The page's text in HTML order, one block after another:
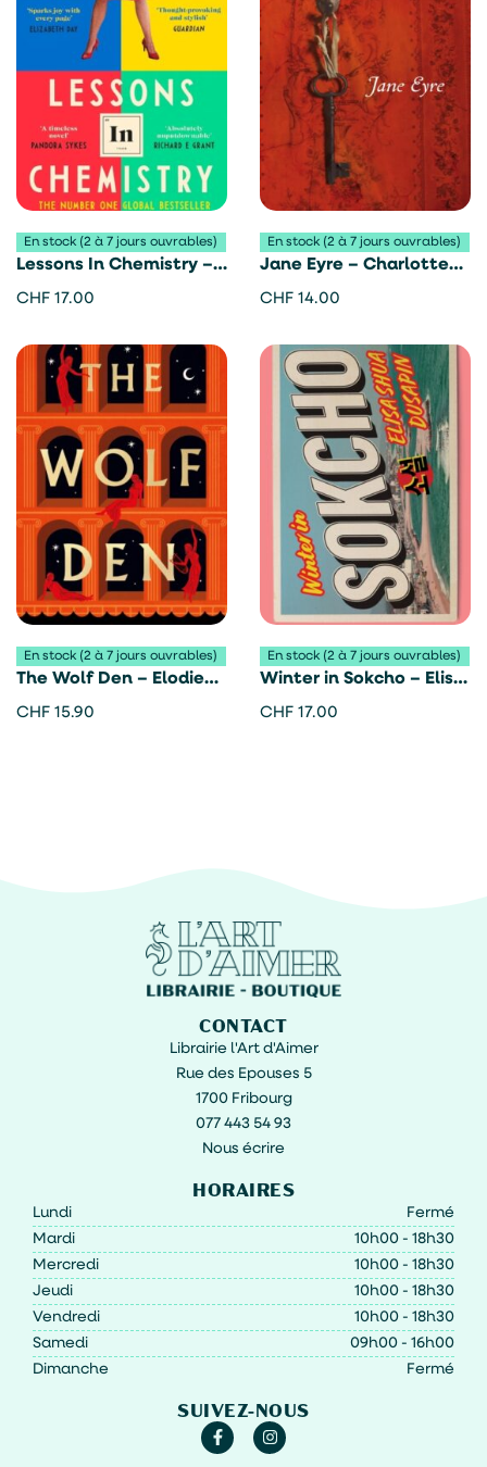
En stock (2 à 7 jours ouvrables)
Lessons In Chemistry –
Bonnie Garmus
CHF 17.00
En stock (2 à 7 jours ouvrables)
Jane Eyre – Charlotte
Brontë
CHF 14.00
En stock (2 à 7 jours ouvrables)
The Wolf Den – Elodie
Harper
CHF 15.90
En stock (2 à 7 jours ouvrables)
Winter in Sokcho – Elisa
Shua Dusapin
CHF 17.00
CONTACT
Librairie l'Art d'Aimer
Rue des Epouses 5
1700 Fribourg
077 443 54 93
Nous écrire
HORAIRES
Lundi
Fermé
Mardi
10h00 - 18h30
Mercredi
10h00 - 18h30
Jeudi
10h00 - 18h30
Vendredi
10h00 - 18h30
Samedi
09h00 - 16h00
Dimanche
Fermé
SUIVEZ-NOUS